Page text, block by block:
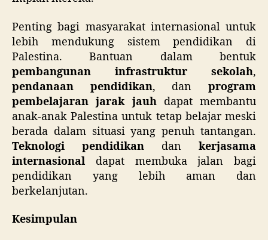
Penting bagi masyarakat internasional untuk
lebih mendukung sistem pendidikan di
Palestina. Bantuan dalam bentuk
pembangunan infrastruktur sekolah,
pendanaan pendidikan, danprogram
pembelajaran jarak jauhdapat membantu
anak-anak Palestina untuk tetap belajar meski
berada dalam situasi yang penuh tantangan.
Teknologi pendidikan dan kerjasama
internasional dapat membuka jalan bagi
pendidikan yang lebih aman dan
berkelanjutan.
Kesimpulan